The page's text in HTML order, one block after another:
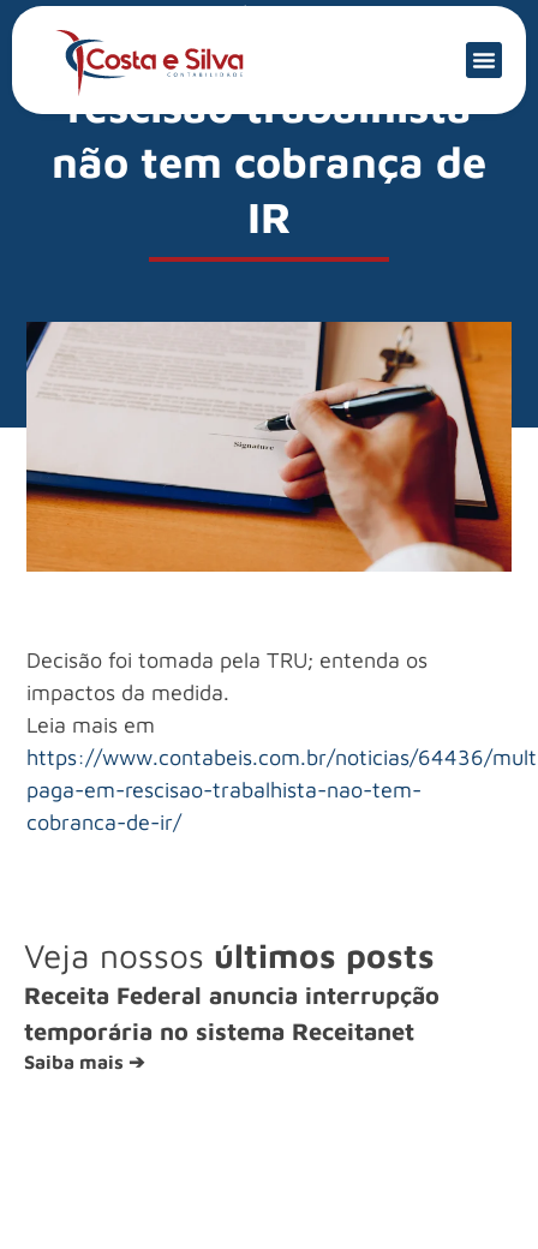
Mercado Financeiro
Multa paga em
rescisão trabalhista
não tem cobrança de
IR
Decisão foi tomada pela TRU; entenda os
impactos da medida.
Leia mais em
https://www.contabeis.com.br/noticias/64436/
paga-em-rescisao-trabalhista-nao-tem-
cobranca-de-ir/
Veja nossos últimos posts
Receita Federal anuncia interrupção
temporária no sistema Receitanet
Saiba mais ➔